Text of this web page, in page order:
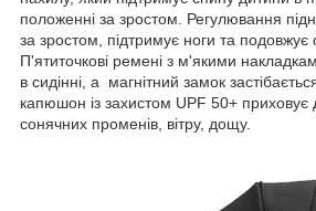
положенні за зростом. Регулювання
за зростом, підтримує ноги та подовжує
П'ятиточкові ремені з м'якими
в сидінні, а магнітний замок
капюшон із захистом UPF 50+ приховує
сонячних променів, вітру, дощу.